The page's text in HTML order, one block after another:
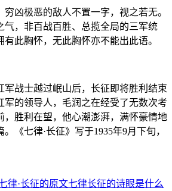
极恶的敌人不置一字，视之若无。
气，非百战百胜、总揽全局的三军统
此胸怀，无此胸怀亦不能出此语。
战士越过岷山后，长征即将胜利结束
军的领导人，毛润之在经受了无数次考
，胜利在望，他心潮澎湃，满怀豪情地
《七律·长征》写于1935年9月下旬，
律·长征的原文七律长征的诗眼是什么